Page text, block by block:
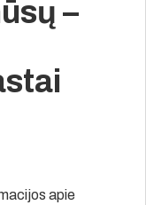
–
apie